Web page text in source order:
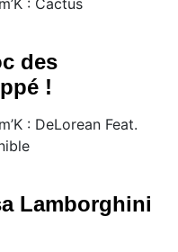
: Cactus
des
!
: DeLorean Feat.
Lamborghini